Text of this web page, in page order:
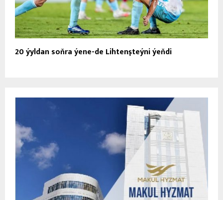
20 ýyldan soňra ýene-de Lihtenşteýni ýeňdi